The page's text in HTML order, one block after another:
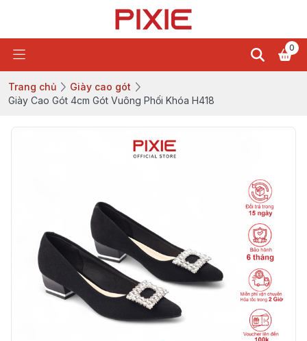
0
Trang chủ
Giày cao gót
Giày Cao Gót 4cm Gót Vuông Phối Khóa H418